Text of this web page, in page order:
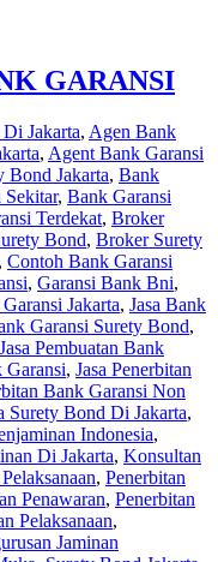
GARANSI
Jakarta, Agen Bank
, Agent Bank Garansi
Bond Jakarta, Bank
Sekitar, Bank Garansi
Terdekat, Broker
Bond, Broker Surety
, Contoh Bank Garansi
, Garansi Bank Bni,
Jakarta, Jasa Bank
Garansi Surety Bond,
Jasa Pembuatan Bank
Garansi, Jasa Penerbitan
Bank Garansi Non
Surety Bond Di Jakarta,
Indonesia,
Di Jakarta, Konsultan
, Penerbitan
Penawaran, Penerbitan
Pelaksanaan,
Jaminan